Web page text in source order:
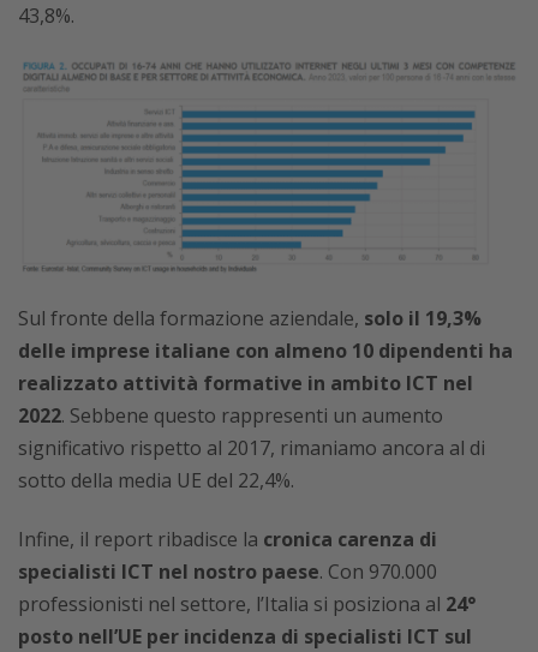
43,8%.
Sul fronte della formazione aziendale, solo il 19,3%
delle imprese italiane con almeno 10 dipendenti ha
realizzato attività formative in ambito ICT nel
2022. Sebbene questo rappresenti un aumento
significativo rispetto al 2017, rimaniamo ancora al di
sotto della media UE del 22,4%.
Infine, il report ribadisce la cronica carenza di
specialisti ICT nel nostro paese. Con 970.000
professionisti nel settore, l’Italia si posiziona al 24°
posto nell’UE per incidenza di specialisti ICT sul